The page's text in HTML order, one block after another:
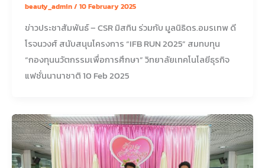
beauty_admin/ 10 February 2025
ข่าวประชาสัมพันธ์ – CSR มิสทิน ร่วมกับ มูลนิธิดร.อมรเทพ ดี
โรจนวงศ์ สนับสนุนโครงการ “IFB RUN 2025” สมทบทุน
“กองทุนนวัตกรรมเพื่อการศึกษา” วิทยาลัยเทคโนโลยีธุรกิจ
แฟชั่นนานาชาติ 10 Feb 2025